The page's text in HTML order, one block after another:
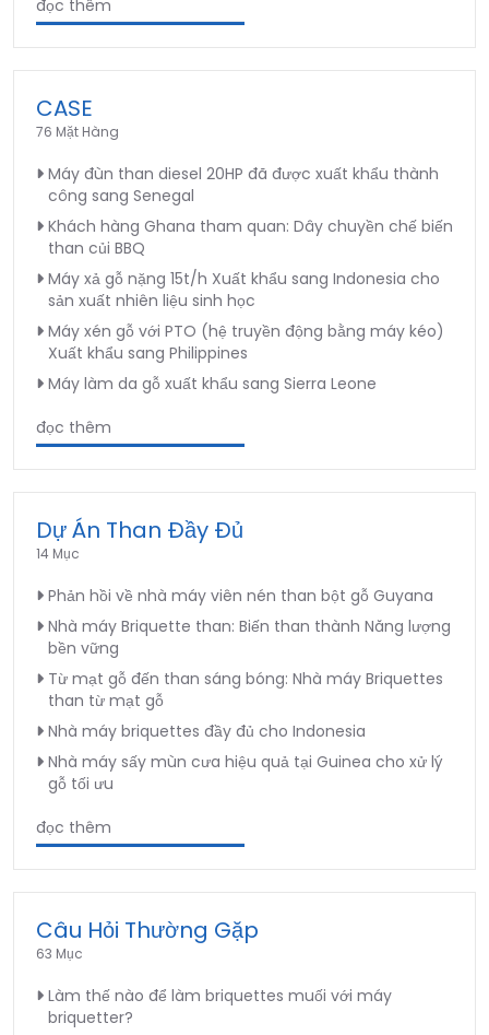
đọc thêm
CASE
76 Mặt Hàng
Máy đùn than diesel 20HP đã được xuất khẩu thành
công sang Senegal
Khách hàng Ghana tham quan: Dây chuyền chế biến
than củi BBQ
Máy xả gỗ nặng 15t/h Xuất khẩu sang Indonesia cho
sản xuất nhiên liệu sinh học
Máy xén gỗ với PTO (hệ truyền động bằng máy kéo)
Xuất khẩu sang Philippines
Máy làm da gỗ xuất khẩu sang Sierra Leone
đọc thêm
Dự Án Than Đầy Đủ
14 Mục
Phản hồi về nhà máy viên nén than bột gỗ Guyana
Nhà máy Briquette than: Biến than thành Năng lượng
bền vững
Từ mạt gỗ đến than sáng bóng: Nhà máy Briquettes
than từ mạt gỗ
Nhà máy briquettes đầy đủ cho Indonesia
Nhà máy sấy mùn cưa hiệu quả tại Guinea cho xử lý
gỗ tối ưu
đọc thêm
Câu Hỏi Thường Gặp
63 Mục
Làm thế nào để làm briquettes muối với máy
briquetter?